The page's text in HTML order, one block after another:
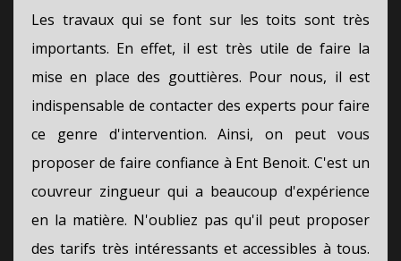
Les travaux qui se font sur les toits sont très
importants. En effet, il est très utile de faire la
mise en place des gouttières. Pour nous, il est
indispensable de contacter des experts pour faire
ce genre d'intervention. Ainsi, on peut vous
proposer de faire confiance à Ent Benoit. C'est un
couvreur zingueur qui a beaucoup d'expérience
en la matière. N'oubliez pas qu'il peut proposer
des tarifs très intéressants et accessibles à tous.